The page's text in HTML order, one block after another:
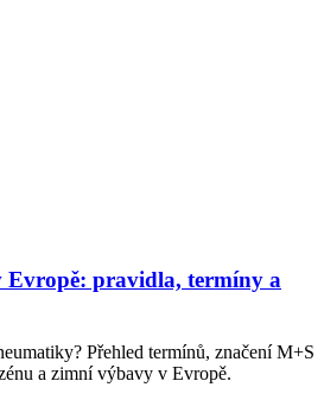
pravidla, termíny a
Přehled termínů, značení M+S
a zimní výbavy v Evropě.